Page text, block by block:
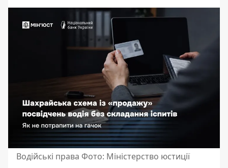
Водійські права Фото: Міністерство юстиції